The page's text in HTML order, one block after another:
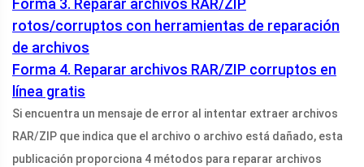
Forma 3. Reparar archivos RAR/ZIP
rotos/corruptos con herramientas de reparación
de archivos
Forma 4. Reparar archivos RAR/ZIP corruptos en
línea gratis
Si encuentra un mensaje de error al intentar extraer archivos
RAR/ZIP que indica que el archivo o archivo está dañado, esta
publicación proporciona 4 métodos para reparar archivos